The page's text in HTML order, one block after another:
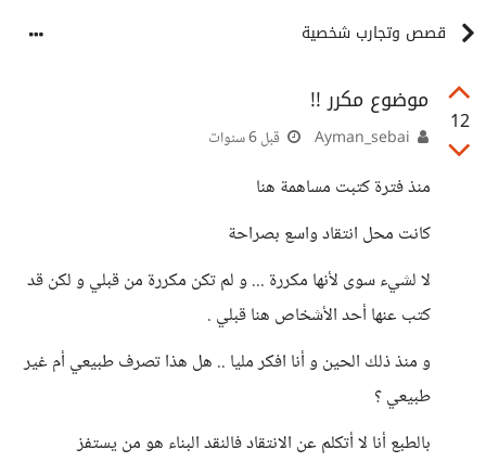
قصص وتجارب شخصية
12
موضوع مكرر !!
قبل 6 سنوات
منذ فترة كتبت مساهمة هنا
كانت محل انتقاد واسع بصراحة
لا لشيء سوى لأنها مكررة ... و لم تكن مكررة من قبلي و لكن قد
كتب عنها أحد الأشخاص هنا قبلي .
و منذ ذلك الحين و أنا افكر مليا .. هل هذا تصرف طبيعي أم غير
طبيعي ؟
بالطبع أنا لا أتكلم عن الانتقاد فالنقد البناء هو من يستفز